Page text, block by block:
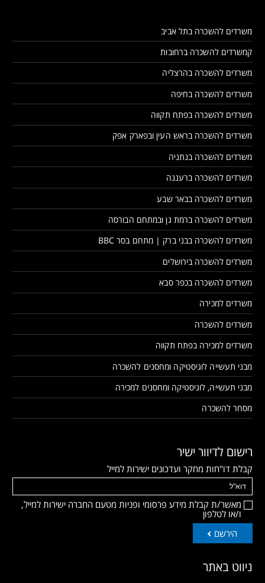
משרדים להשכרה בתל אביב
קמשרדים להשכרה ברחובות
משרדים להשכרה בהרצליה
משרדים להשכרה בחיפה
משרדים להשכרה בפתח תקווה
משרדים להשכרה בראש העין ובפארק אפק
משרדים להשכרה בנתניה
משרדים להשכרה ברעננה
משרדים להשכרה בבאר שבע
משרדים להשכרה ברמת גן ובמתחם הבורסה
משרדים להשכרה בבני ברק | מתחם בסר BBC
משרדים להשכרה בירושלים
משרדים להשכרה בכפר סבא
משרדים למכירה
משרדים להשכרה
משרדים למכירה בפתח תקווה
מבני תעשייה לוגיסטיקה ומחסנים להשכרה
מבני תעשייה, לוגיסטיקה ומחסנים למכירה
מסחר להשכרה
רישום לדיוור ישיר
קבלת דו"חות מחקר ועדכונים ישירות למייל
מאשר/ת קבלת מידע פרסומי ופניות מטעם החברה ישירות למייל,
ו/או לטלפון
הירשם
ניווט באתר